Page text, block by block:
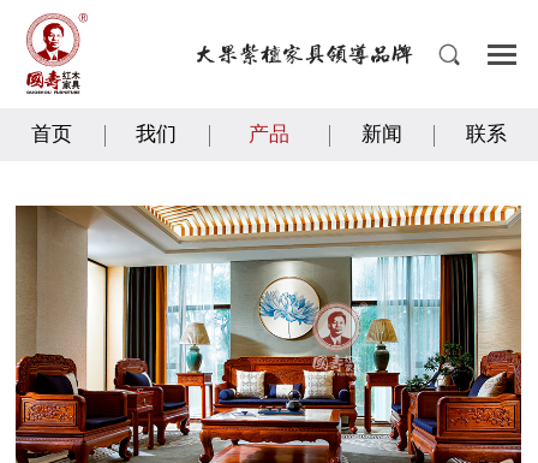
首页 我们 产品 新闻 联系